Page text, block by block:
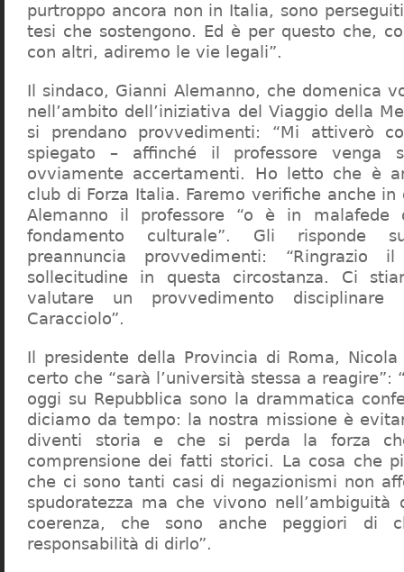
purtroppo ancora non in Italia, sono
tesi che sostengono. Ed è per questo che,
con altri, adiremo le vie legali”.
Il sindaco, Gianni Alemanno, che domenica
nell’ambito dell’iniziativa del Viaggio della
si prendano provvedimenti: “Mi attiverò
spiegato – affinché il professore venga
ovviamente accertamenti. Ho letto che è
club di Forza Italia. Faremo verifiche anche in
Alemanno il professore “o è in malafede
fondamento culturale”. Gli risponde
preannuncia provvedimenti:
sollecitudine in questa circostanza. Ci
valutare un provvedimento
Caracciolo”.
Il presidente della Provincia di Roma,
certo che “sarà l’università stessa a reagire”:
oggi su Repubblica sono la drammatica
diciamo da tempo: la nostra missione è
diventi storia e che si perda la forza
comprensione dei fatti storici. La cosa che
che ci sono tanti casi di negazionismi non
spudoratezza ma che vivono nell’ambiguità
coerenza, che sono anche peggiori di
responsabilità di dirlo”.